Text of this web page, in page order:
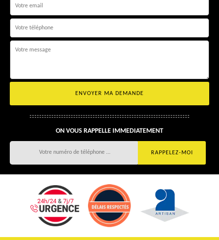
ON VOUS RAPPELLE IMMEDIATEMENT